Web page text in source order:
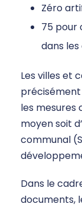
Zéro
75 pour
dans
Les villes et
les mesures
moyen soit
communal
Dans le
documents,